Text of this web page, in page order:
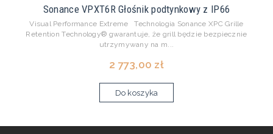
Sonance VPXT6R Głośnik podtynkowy z IP66
Visual Performance Extreme Technologia Sonance XPC Grille
Retention Technology® gwarantuje, że grill będzie bezpiecznie
utrzymywany na m...
2 773,00 zł
Do koszyka